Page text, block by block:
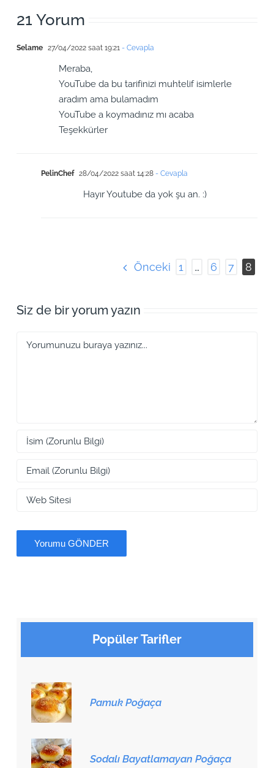
21 Yorum
Selame 27/04/2022 saat 19:21 - Cevapla
Meraba,
YouTube da bu tarifinizi muhtelif isimlerle
aradım ama bulamadım
YouTube a koymadınız mı acaba
Teşekkürler
PelinChef 28/04/2022 saat 14:28- Cevapla
Hayır Youtube da yok şu an. :)
Önceki 1 … 6 7 8
Siz de bir yorum yazın
Popüler Tarifler
Pamuk Poğaça
Sodalı Bayatlamayan Poğaça